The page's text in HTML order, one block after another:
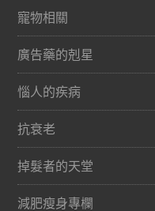
寵物相關
廣告藥的剋星
惱人的疾病
抗衰老
掉髮者的天堂
減肥瘦身專欄